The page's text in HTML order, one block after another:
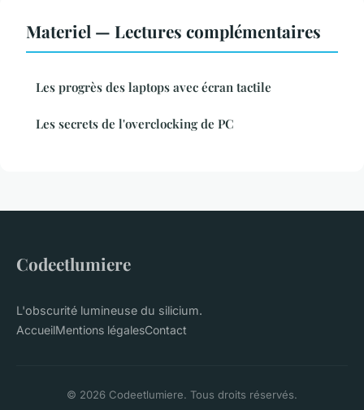
Materiel — Lectures complémentaires
Les progrès des laptops avec écran tactile
Les secrets de l'overclocking de PC
Codeetlumiere
L'obscurité lumineuse du silicium.
AccueilMentions légalesContact
© 2026 Codeetlumiere. Tous droits réservés.